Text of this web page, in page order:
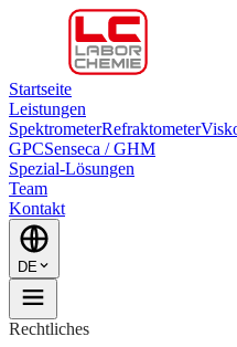
Startseite
Leistungen
SpektrometerRefraktometer
GPCSenseca / GHM
Spezial-Lösungen
Team
Kontakt
DE
Rechtliches